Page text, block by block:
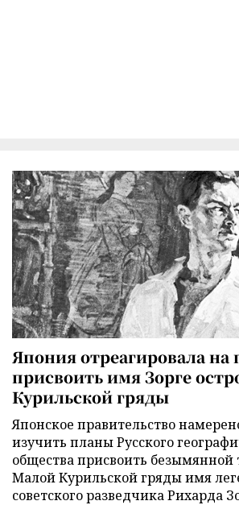
Япония отреагировала на
присвоить имя Зорге
Курильской гряды
Японское правительство
изучить планы Русского
общества присвоить безымянной
Малой Курильской гряды имя
советского разведчика Рихарда